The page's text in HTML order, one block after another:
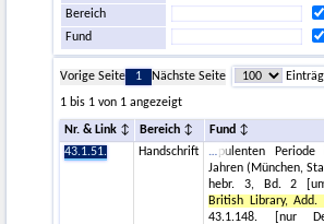
Bereich
Fund
Vorige Seite 1 Nächste Seite
1 bis 1 von 1 angezeigt
Nr. & Link Bereich
Fund
43.1.51.
Handschrift
pulenten
Jahren (München,
hebr. 3, Bd. 2
British Library, Add.
43.1.148. [nur